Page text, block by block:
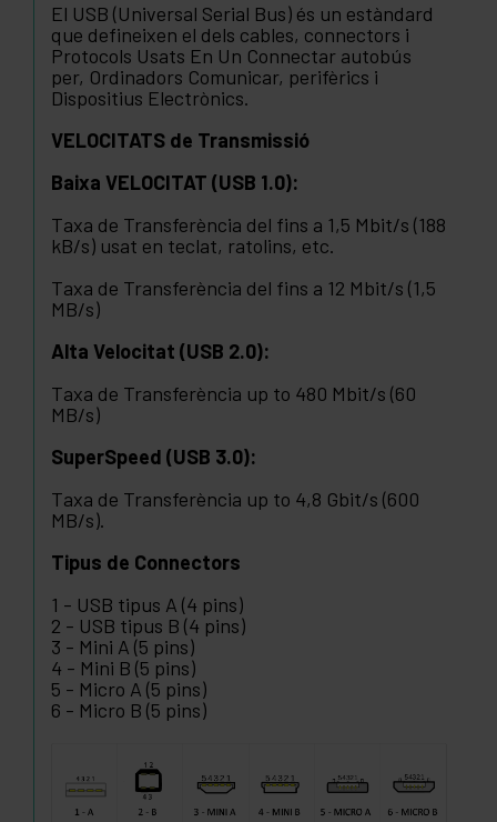
El USB (Universal Serial Bus) és un estàndard
que defineixen el dels cables, connectors i
Protocols Usats En Un Connectar autobús
per, Ordinadors Comunicar, perifèrics i
Dispositius Electrònics.
VELOCITATS de Transmissió
Baixa VELOCITAT (USB 1.0):
Taxa de Transferència del fins a 1,5 Mbit/s (188
kB/s) usat en teclat, ratolins, etc.
Taxa de Transferència del fins a 12 Mbit/s (1,5
MB/s)
Alta Velocitat (USB 2.0):
Taxa de Transferència up to 480 Mbit/s (60
MB/s)
SuperSpeed (USB 3.0):
Taxa de Transferència up to 4,8 Gbit/s (600
MB/s).
Tipus de Connectors
1 - USB tipus A (4 pins)
2 - USB tipus B (4 pins)
3 - Mini A (5 pins)
4 - Mini B (5 pins)
5 - Micro A (5 pins)
6 - Micro B (5 pins)